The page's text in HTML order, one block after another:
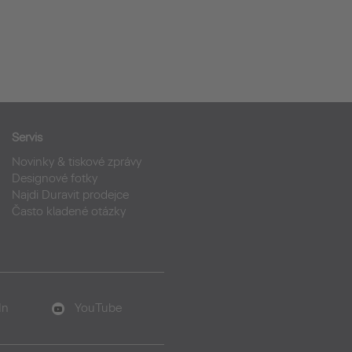
Servis
Novinky & tiskové zprávy
Designové fotky
Najdi Duravit prodejce
Často kladené otázky
YouTube